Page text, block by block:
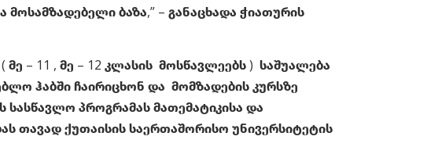
ბაზა,” – განაცხადა ჭიათურის
– 11 , მე – 12 კლასის მოსწავლეებს ) საშუალება
ჰაბში ჩაირიცხონ და მომზადების კურსზე
სასწავლო პროგრამას მათემატიკისა და
თავად ქუთაისის საერთაშორისო უნივერსიტეტის